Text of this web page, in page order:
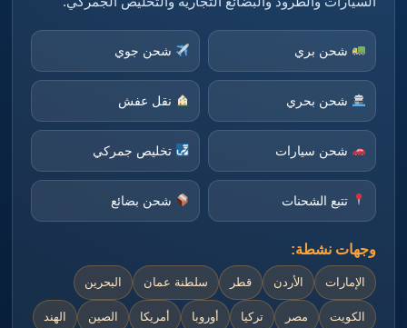
شحن بري شحن جوي
شحن بحري نقل عفش
شحن سيارات تخليص جمركي
تتبع الشحنات شحن بضائع
وجهات نشطة:
الإمارات الأردن قطر سلطنة عمان البحرين
الكويت مصر تركيا أوروبا أمريكا الصين الهند